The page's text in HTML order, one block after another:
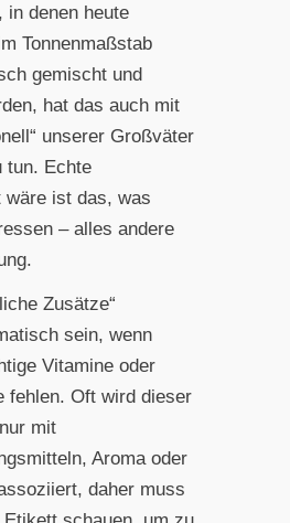
in denen heute
Tonnenmaßstab
gemischt und
hat das auch mit
unserer Großväter
tun. Echte
wäre ist das, was
– alles andere
Zusätze“
sein, wenn
Vitamine oder
fehlen. Oft wird dieser
mit
Aroma oder
daher muss